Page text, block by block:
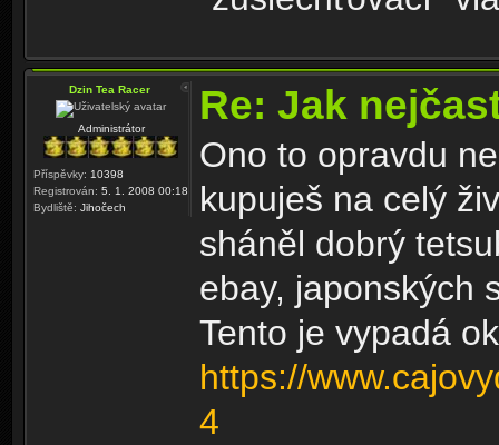
Dzin Tea Racer
Administrátor
Příspěvky: 10398
Registrován: 5. 1. 2008 00:18
Bydliště: Jihočech
Re: Jak
Ono to opravdu
kupuješ na celý
sháněl dobrý
ebay, japonských
Tento je vypadá ok
https://
4